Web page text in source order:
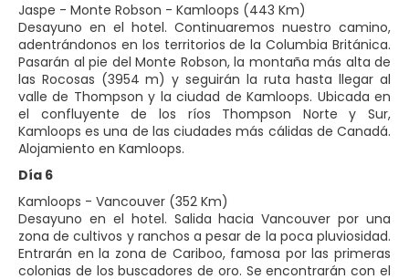
Jaspe - Monte Robson - Kamloops (443 Km)
Desayuno en el hotel. Continuaremos nuestro camino,
adentrándonos en los territorios de la Columbia Británica.
Pasarán al pie del Monte Robson, la montaña más alta de
las Rocosas (3954 m) y seguirán la ruta hasta llegar al
valle de Thompson y la ciudad de Kamloops. Ubicada en
el confluyente de los ríos Thompson Norte y Sur,
Kamloops es una de las ciudades más cálidas de Canadá.
Alojamiento en Kamloops.
Día 6
Kamloops - Vancouver (352 Km)
Desayuno en el hotel. Salida hacia Vancouver por una
zona de cultivos y ranchos a pesar de la poca pluviosidad.
Entrarán en la zona de Cariboo, famosa por las primeras
colonias de los buscadores de oro. Se encontrarán con el